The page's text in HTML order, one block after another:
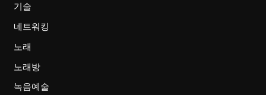
기술
네트워킹
노래
노래방
녹음예술